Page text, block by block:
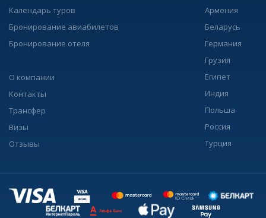
Календарь туров
Бронирование авиабилетов
Бронирование отеля
О компании
Контакты
Трансфер
Визы
Отзывы
Армения
Беларусь
Германия
Грузия
Египет
Индия
Польша
Россия
Турция